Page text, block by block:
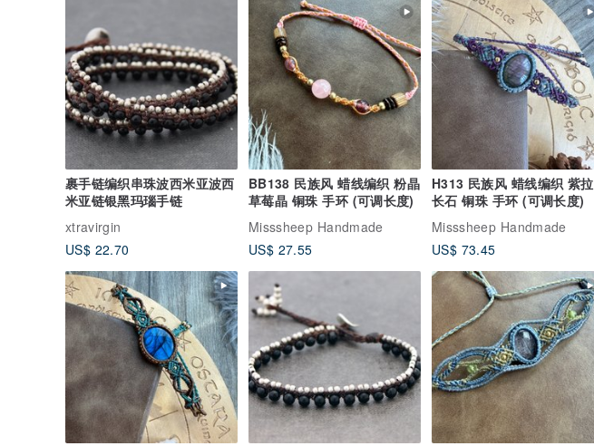
裹手链编织串珠波西米亚波西
米亚链银黑玛瑙手链
xtravirgin
US$ 22.70
BB138 民族风 蜡线编织 粉晶
草莓晶 铜珠 手环 (可调长度)
Misssheep Handmade
US$ 27.55
H313 民族风 蜡线编织 紫拉
长石 铜珠 手环 (可调长度)
Misssheep Handmade
US$ 73.45